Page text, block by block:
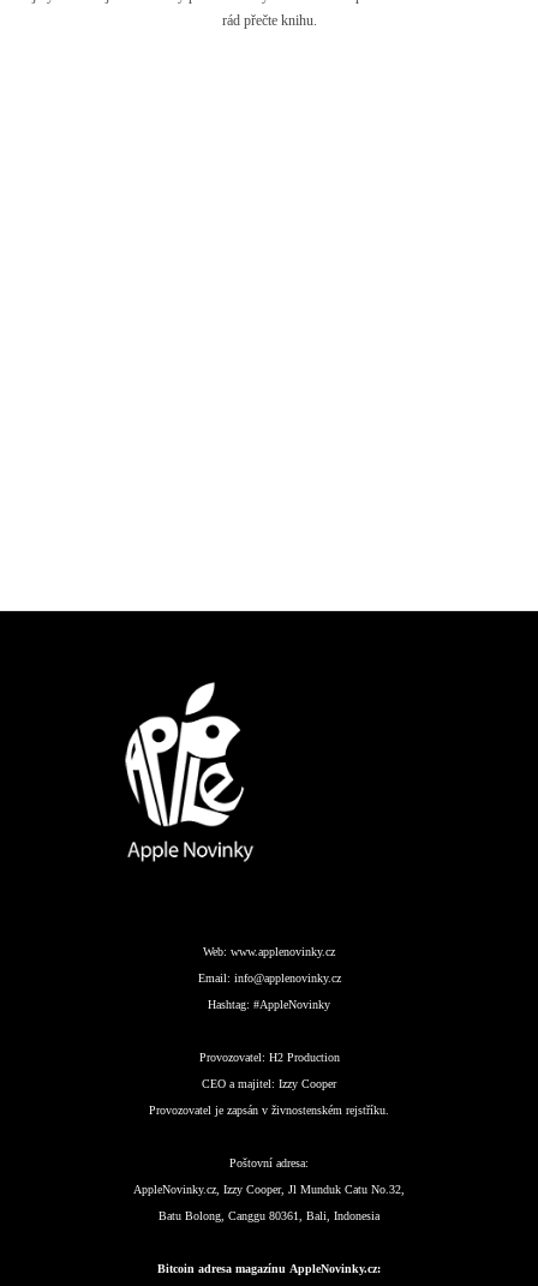
rád přečte knihu.
Web: www.applenovinky.cz
Email: info@applenovinky.cz
Hashtag: #AppleNovinky
Provozovatel: H2 Production
CEO a majitel: Izzy Cooper
Provozovatel je zapsán v živnostenském rejstříku.
Poštovní adresa:
AppleNovinky.cz, Izzy Cooper, Jl Munduk Catu No.32,
Batu Bolong, Canggu 80361, Bali, Indonesia
Bitcoin adresa magazínu AppleNovinky.cz: